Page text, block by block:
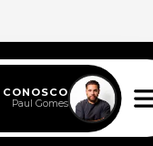
Paul Gomes